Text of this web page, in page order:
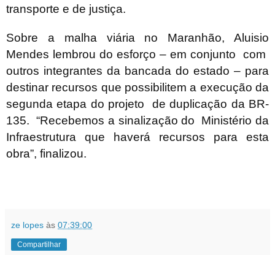
transporte e de justiça.
Sobre a malha viária no Maranhão, Aluisio
Mendes lembrou do esforço – em conjunto com
outros integrantes da bancada do estado – para
destinar recursos que possibilitem a execução da
segunda etapa do projeto de duplicação da BR-
135. “Recebemos a sinalização do Ministério da
Infraestrutura que haverá recursos para esta
obra”, finalizou.
ze lopes às 07:39:00
Compartilhar